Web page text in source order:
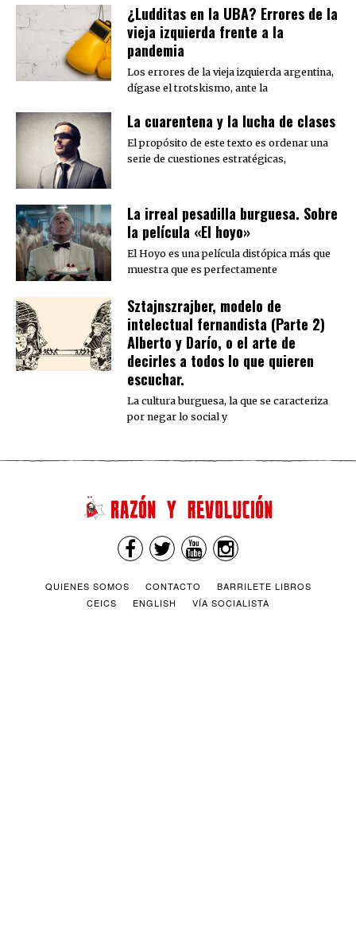
¿Ludditas en la UBA? Errores de la
vieja izquierda frente a la
pandemia
Los errores de la vieja izquierda argentina,
dígase el trotskismo, ante la
La cuarentena y la lucha de clases
El propósito de este texto es ordenar una
serie de cuestiones estratégicas,
La irreal pesadilla burguesa. Sobre
la película «El hoyo»
El Hoyo es una película distópica más que
muestra que es perfectamente
Sztajnszrajber, modelo de
intelectual fernandista (Parte 2)
Alberto y Darío, o el arte de
decirles a todos lo que quieren
escuchar.
La cultura burguesa, la que se caracteriza
por negar lo social y
QUIENES SOMOS CONTACTO
BARRILETE LIBROS
CEICS
ENGLISH VÍA SOCIALISTA